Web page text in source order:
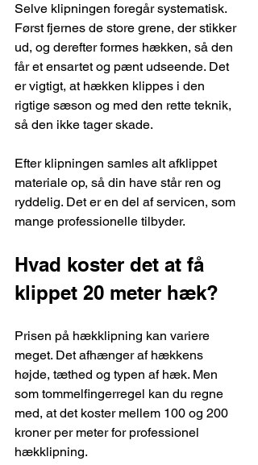
Selve klipningen foregår systematisk.
Først fjernes de store grene, der stikker
ud, og derefter formes hækken, så den
får et ensartet og pænt udseende. Det
er vigtigt, at hækken klippes i den
rigtige sæson og med den rette teknik,
så den ikke tager skade.
Efter klipningen samles alt afklippet
materiale op, så din have står ren og
ryddelig. Det er en del af servicen, som
mange professionelle tilbyder.
Hvad koster det at få
klippet 20 meter hæk?
Prisen på hækklipning kan variere
meget. Det afhænger af hækkens
højde, tæthed og typen af hæk. Men
som tommelfingerregel kan du regne
med, at det koster mellem 100 og 200
kroner per meter for professionel
hækklipning.